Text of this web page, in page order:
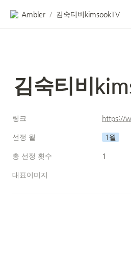
Ambler / 김숙티비kimsookTV
김숙티비
링크
선정 월 1월
총 선정 횟수 1
대표이미지